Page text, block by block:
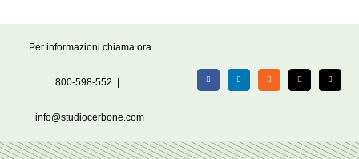
Per informazioni chiama ora
800-598-552
info@studiocerbone.com
FacebookLinkedIn Rss X Email